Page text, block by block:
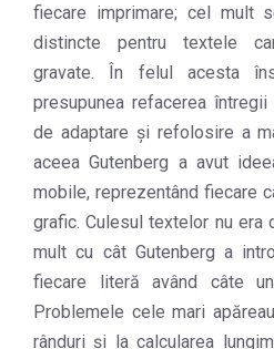
fiecare imprimare; cel mult
distincte pentru textele
gravate. În felul acesta
presupunea refacerea
de adaptare şi refolosire a
aceea Gutenberg a avut
mobile, reprezentând fiecare
grafic. Culesul textelor nu era
mult cu cât Gutenberg a
fiecare literă având câte un
Problemele cele mari
rânduri şi la calcularea